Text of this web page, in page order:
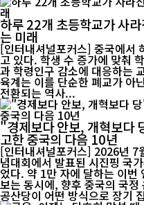
하루 22개 초등학교가 사
는 미래
[인터내셔널포커스] 중국에서
고 있다. 학생 수 증가에 맞춰
과 학령인구 감소에 대응하는
육계는 이를 단순한 폐교가 아
전환되는 역사...
"경제보다 안보, 개혁보
고한 중국의 다음 10년
[인터내셔널포커스] 2026년 7
념대회에서 발표된 시진핑 국
었다. 약 1만 자에 달하는 이
보는 동시에, 향후 중국의 국
공산당이 어떤 방식으로 장기